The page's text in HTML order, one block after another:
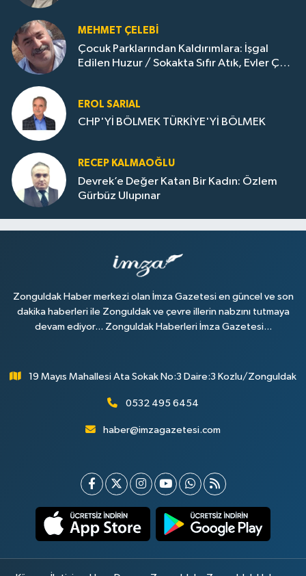
MEHMET ÇELEBI
Çocuk Parklarından Kaldırımlara: İşgal
Edilen Huzur / Sokakta Sıfır Atık, Evler Çöp
EROL SARIAL
CHP'Yİ BÖLMEK TÜRKİYE'Yİ BÖLMEK
RECEP KALMAOĞLU
Devrek’e Değer Katan Bir Kadın: Özlem
Gürbüz Ulupınar
Zonguldak Haber merkezi olan İmza Gazetesi en güncel ve son
dakika haberleri ile Zonguldak ve çevre illerin nabzını tutmaya
devam ediyor... Zonguldak Haberleri İmza Gazetesi...
19 Mayıs Mahallesi Ata Sokak No:3 Daire:3 Kozlu/Zonguldak
0532 495 6454
haber@imzagazetesi.com